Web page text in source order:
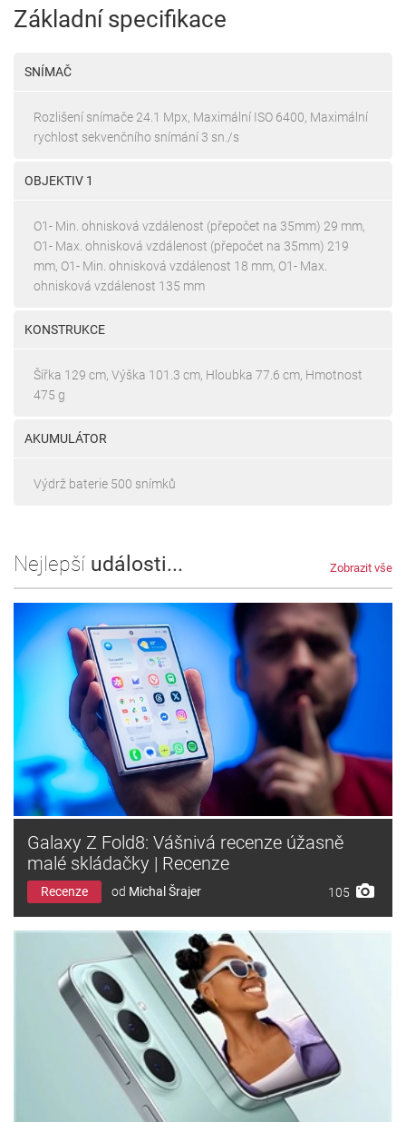
Základní specifikace
SNÍMAČ
Rozlišení snímače 24.1 Mpx, Maximální ISO 6400, Maximální
rychlost sekvenčního snímání 3 sn./s
OBJEKTIV 1
O1- Min. ohnisková vzdálenost (přepočet na 35mm) 29 mm,
O1- Max. ohnisková vzdálenost (přepočet na 35mm) 219
mm, O1- Min. ohnisková vzdálenost 18 mm, O1- Max.
ohnisková vzdálenost 135 mm
KONSTRUKCE
Šířka 129 cm, Výška 101.3 cm, Hloubka 77.6 cm, Hmotnost
475 g
AKUMULÁTOR
Výdrž baterie 500 snímků
Nejlepší události... Zobrazit vše
Galaxy Z Fold8: Vášnivá recenze úžasně
malé skládačky | Recenze
Recenze od Michal Šrajer 105